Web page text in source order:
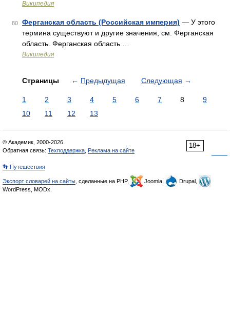
Википедия
80 Ферганская область (Российская империя) — У этого
термина существуют и другие значения, см. Ферганская
область. Ферганская область …
Википедия
Страницы ← Предыдущая Следующая →
1 2 3 4 5 6 7 8
9
10
11 12 13
18+
© Академик, 2000-2026
Обратная связь: Техподдержка Реклама на сайте
👣 Путешествия
Экспорт словарей на сайты , сделанные на PHP, Joomla,
Drupal,
WordPress, MODx.